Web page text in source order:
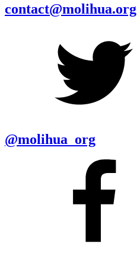
contact@molihua.org
@molihua_org